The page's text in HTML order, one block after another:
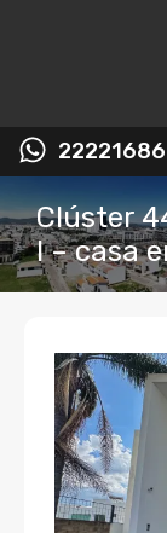
Clúster
I – casa